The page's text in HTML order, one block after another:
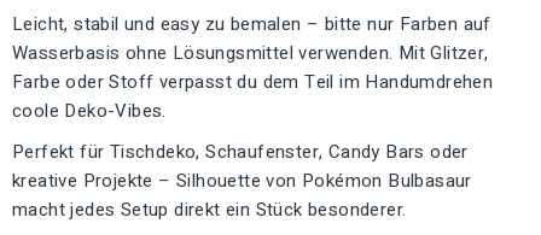
Leicht, stabil und easy zu bemalen – bitte nur Farben auf
Wasserbasis ohne Lösungsmittel verwenden. Mit Glitzer,
Farbe oder Stoff verpasst du dem Teil im Handumdrehen
coole Deko-Vibes.
Perfekt für Tischdeko, Schaufenster, Candy Bars oder
kreative Projekte – Silhouette von Pokémon Bulbasaur
macht jedes Setup direkt ein Stück besonderer.